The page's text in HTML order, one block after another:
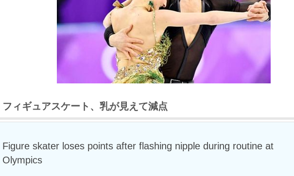
フィギュアスケート、乳が見えて減点
Figure skater loses points after flashing nipple during routine at
Olympics